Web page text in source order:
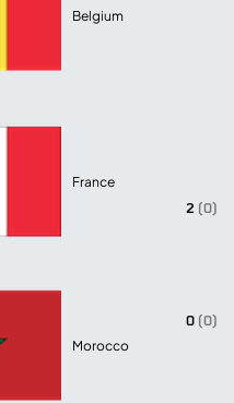
Belgium
France
Morocco
2 (0)
0 (0)